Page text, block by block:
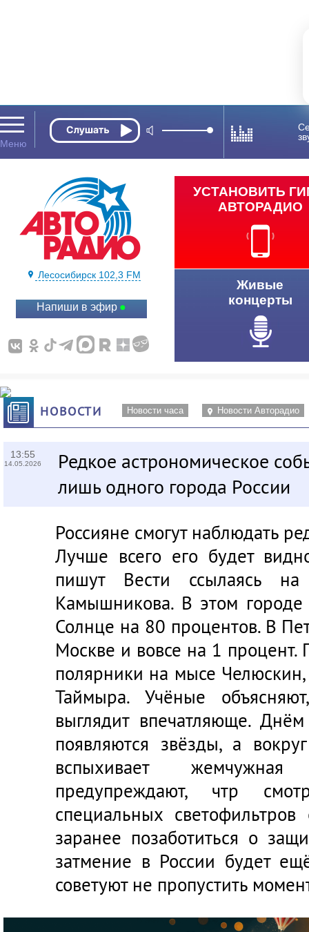
Лесосибирск 102,3 FM
Напиши в эфир
УСТАНОВИТЬ
АВТОРАДИО
Живые
концерты
НОВОСТИ Новости часа Новости Авторадио
13:55
14.05.2026
Редкое астрономическое
лишь одного города России
Россияне смогут наблюдать
Лучше всего его будет
пишут Вести ссылаясь на
Камышникова. В этом городе
Солнце на 80 процентов. В
Москве и вовсе на 1
полярники на мысе Челюскин,
Таймыра. Учёные
выглядит впечатляюще.
появляются звёзды, а
вспыхивает
предупреждают, чтр
специальных
заранее позаботиться о
затмение в России будет
советуют не пропустить